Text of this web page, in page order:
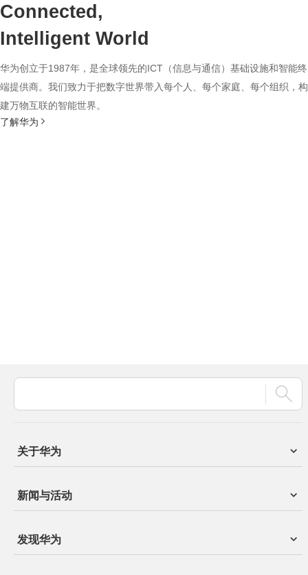
Connected,
Intelligent World
华为创立于1987年，是全球领先的ICT（信息与通信）基础设施和智能终
端提供商。我们致力于把数字世界带入每个人、每个家庭、每个组织，构
建万物互联的智能世界。
了解华为
关于华为
新闻与活动
发现华为